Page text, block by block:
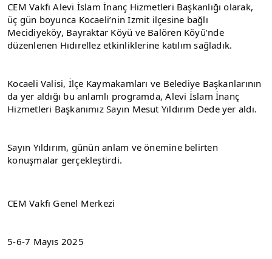
CEM Vakfı Alevi İslam İnanç Hizmetleri Başkanlığı olarak,
üç gün boyunca Kocaeli’nin İzmit ilçesine bağlı
Mecidiyeköy, Bayraktar Köyü ve Balören Köyü’nde
düzenlenen Hıdırellez etkinliklerine katılım sağladık.
Kocaeli Valisi, İlçe Kaymakamları ve Belediye Başkanlarının
da yer aldığı bu anlamlı programda, Alevi İslam İnanç
Hizmetleri Başkanımız Sayın Mesut Yıldırım Dede yer aldı.
Sayın Yıldırım, günün anlam ve önemine belirten
konuşmalar gerçekleştirdi.
CEM Vakfı Genel Merkezi
5-6-7 Mayıs 2025